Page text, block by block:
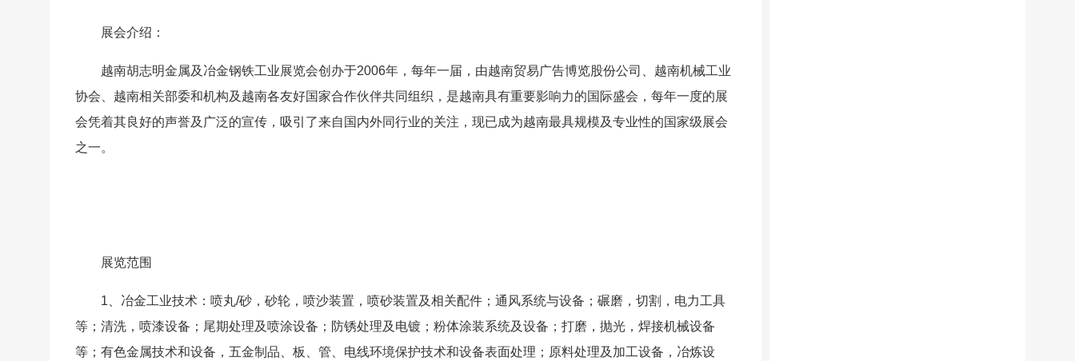
展会介绍：
越南胡志明金属及冶金钢铁工业展览会创办于2006年，每年一届，由越南贸易广告博览股份公司、越南机械工业
协会、越南相关部委和机构及越南各友好国家合作伙伴共同组织，是越南具有重要影响力的国际盛会，每年一度的展
会凭着其良好的声誉及广泛的宣传，吸引了来自国内外同行业的关注，现已成为越南最具规模及专业性的国家级展会
之一。
展览范围
1、冶金工业技术：喷丸/砂，砂轮，喷沙装置，喷砂装置及相关配件；通风系统与设备；碾磨，切割，电力工具
等；清洗，喷漆设备；尾期处理及喷涂设备；防锈处理及电镀；粉体涂装系统及设备；打磨，抛光，焊接机械设备
等；有色金属技术和设备，五金制品、板、管、电线环境保护技术和设备表面处理；原料处理及加工设备，冶炼设